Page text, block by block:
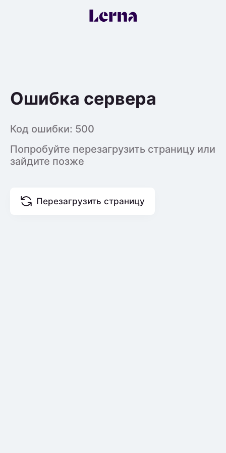
Ошибка сервера
Код ошибки: 500
Попробуйте перезагрузить страницу или
зайдите позже
Перезагрузить страницу